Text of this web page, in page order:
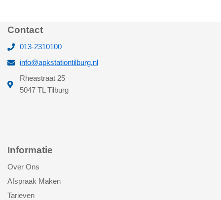
Contact
013-2310100
info@apkstationtilburg.nl
Rheastraat 25
5047 TL Tilburg
Informatie
Over Ons
Afspraak Maken
Tarieven